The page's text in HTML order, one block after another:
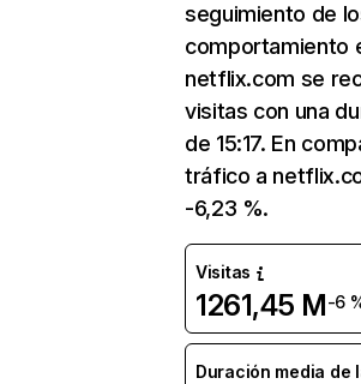
seguimiento de
comportamiento
netflix.com se
visitas con una
de 15:17. En
tráfico a
-6,23 %.
Visitas
1261,45 M-6
Duración media de